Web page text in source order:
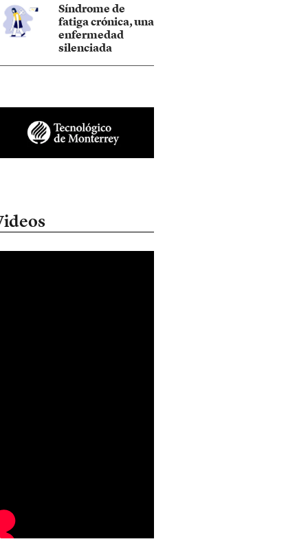
Síndrome de
fatiga crónica, una
enfermedad
silenciada